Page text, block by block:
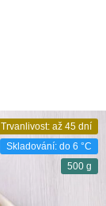
Trvanlivost: až 45 dní
Skladování: do 6 °C
500 g